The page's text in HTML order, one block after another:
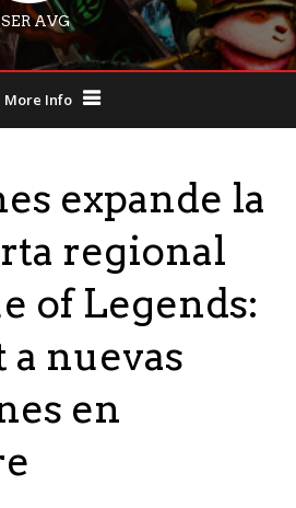
AVG
More Info
expande la
regional
of Legends:
nuevas
en